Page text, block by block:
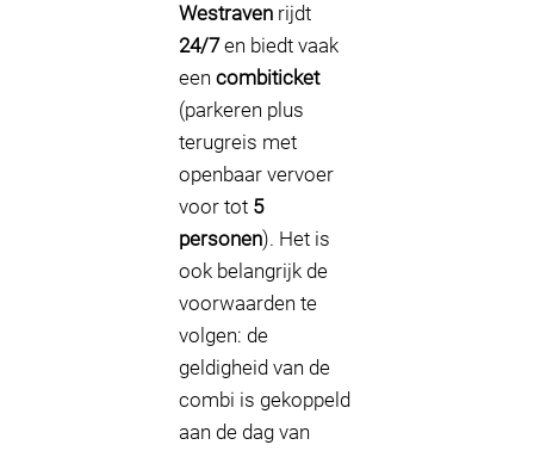
Westraven rijdt
24/7en biedt vaak
een combiticket
(parkeren plus
terugreis met
openbaar vervoer
voor tot 5
personen). Het is
ook belangrijk de
voorwaarden te
volgen: de
geldigheid van de
combi is gekoppeld
aan de dag van